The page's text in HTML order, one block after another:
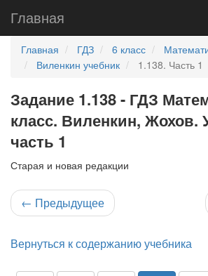
Главная
Главная ГДЗ 6 класс
Виленкин учебник
1.138. Часть 1
Задание 1.138 - ГДЗ
класс. Виленкин, Жохов.
часть 1
Старая и новая редакции
← Предыдущее
Вернуться к содержанию учебника